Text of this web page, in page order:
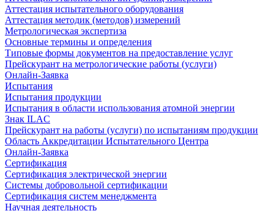
Аттестация испытательного оборудования
Аттестация методик (методов) измерений
Метрологическая экспертиза
Основные термины и определения
Типовые формы документов на предоставление услуг
Прейскурант на метрологические работы (услуги)
Онлайн-Заявка
Испытания
Испытания продукции
Испытания в области использования атомной энергии
Знак ILAC
Прейскурант на работы (услуги) по испытаниям продукции
Область Аккредитации Испытательного Центра
Онлайн-Заявка
Сертификация
Сертификация электрической энергии
Системы добровольной сертификации
Сертификация систем менеджмента
Научная деятельность